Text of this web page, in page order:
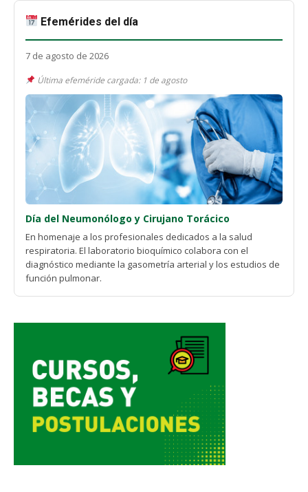
Efemérides del día
7 de agosto de 2026
Última efeméride cargada: 1 de agosto
Día del Neumonólogo y Cirujano Torácico
En homenaje a los profesionales dedicados a la salud
respiratoria. El laboratorio bioquímico colabora con el
diagnóstico mediante la gasometría arterial y los estudios de
función pulmonar.